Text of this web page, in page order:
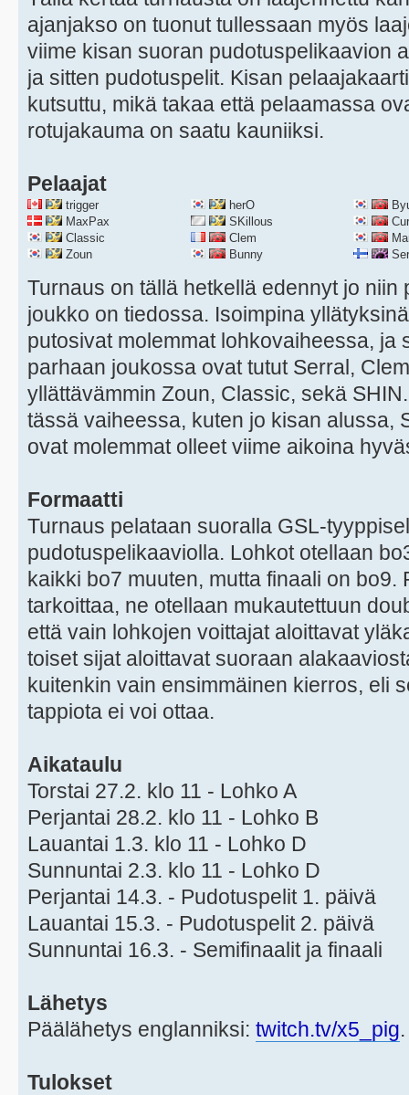
ajanjakso on tuonut tullessaan myös
viime kisan suoran pudotuspelikaavion
ja sitten pudotuspelit. Kisan
kutsuttu, mikä takaa että pelaamassa
rotujakauma on saatu kauniiksi.
Pelaajat
trigger
MaxPax
Classic
Zoun
herO
SKillous
Clem
Bunny
Turnaus on tällä hetkellä edennyt jo
joukko on tiedossa. Isoimpina
putosivat molemmat lohkovaiheessa, ja
parhaan joukossa ovat tutut Serral,
yllättävämmin Zoun, Classic, sekä
tässä vaiheessa, kuten jo kisan alussa,
ovat molemmat olleet viime aikoina
Formaatti
Turnaus pelataan suoralla GSL-
pudotuspelikaaviolla. Lohkot otellaan
kaikki bo7 muuten, mutta finaali on bo9.
tarkoittaa, ne otellaan mukautettuun
että vain lohkojen voittajat aloittavat
toiset sijat aloittavat suoraan
kuitenkin vain ensimmäinen kierros, eli
tappiota ei voi ottaa.
Aikataulu
Torstai 27.2. klo 11 - Lohko A
Perjantai 28.2. klo 11 - Lohko B
Lauantai 1.3. klo 11 - Lohko D
Sunnuntai 2.3. klo 11 - Lohko D
Perjantai 14.3. - Pudotuspelit 1. päivä
Lauantai 15.3. - Pudotuspelit 2. päivä
Sunnuntai 16.3. - Semifinaalit ja finaali
Lähetys
Päälähetys englanniksi: twitch.tv/x5_pig.
Tulokset